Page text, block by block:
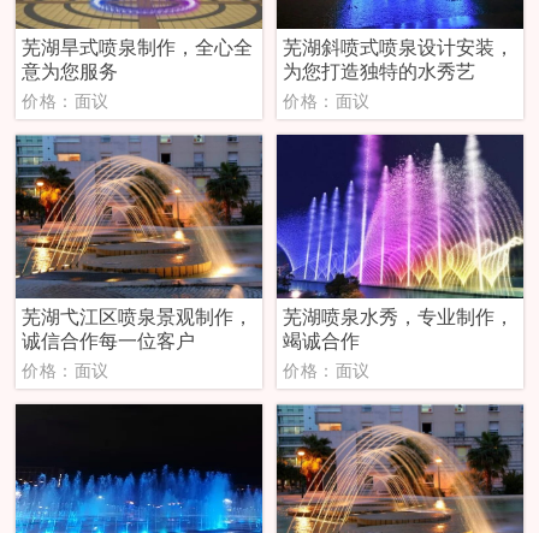
芜湖旱式喷泉制作，全心全
意为您服务
价格：面议
芜湖斜喷式喷泉设计安装，
为您打造独特的水秀艺
价格：面议
芜湖弋江区喷泉景观制作，
诚信合作每一位客户
价格：面议
芜湖喷泉水秀，专业制作，
竭诚合作
价格：面议